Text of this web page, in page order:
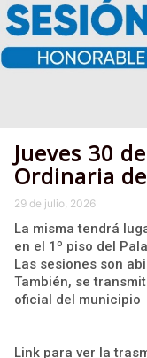
Jueves 30
Ordinaria
29 de julio, 2026
La misma tendrá
en el 1º piso del
Las sesiones son
También, se
oficial del municipio
Link para ver la